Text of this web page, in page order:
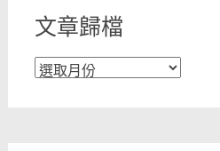
文章歸檔
文